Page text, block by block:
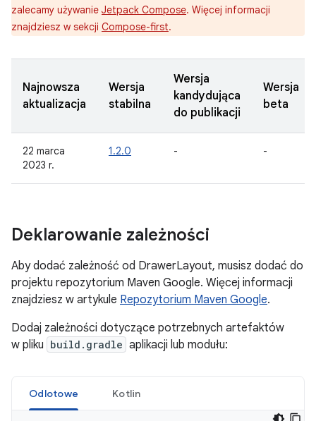
zalecamy używanie Jetpack Compose. Więcej informacji
znajdziesz w sekcji Compose-first.
Najnowsza
aktualizacja
Wersja
stabilna
Wersja
kandydująca
do publikacji
Wersja
beta
22 marca
2023 r.
1.2.0 - -
Deklarowanie zależności
Aby dodać zależność od DrawerLayout, musisz dodać do
projektu repozytorium Maven Google. Więcej informacji
znajdziesz w artykule Repozytorium Maven Google.
Dodaj zależności dotyczące potrzebnych artefaktów
w pliku build.gradle aplikacji lub modułu:
Odlotowe Kotlin